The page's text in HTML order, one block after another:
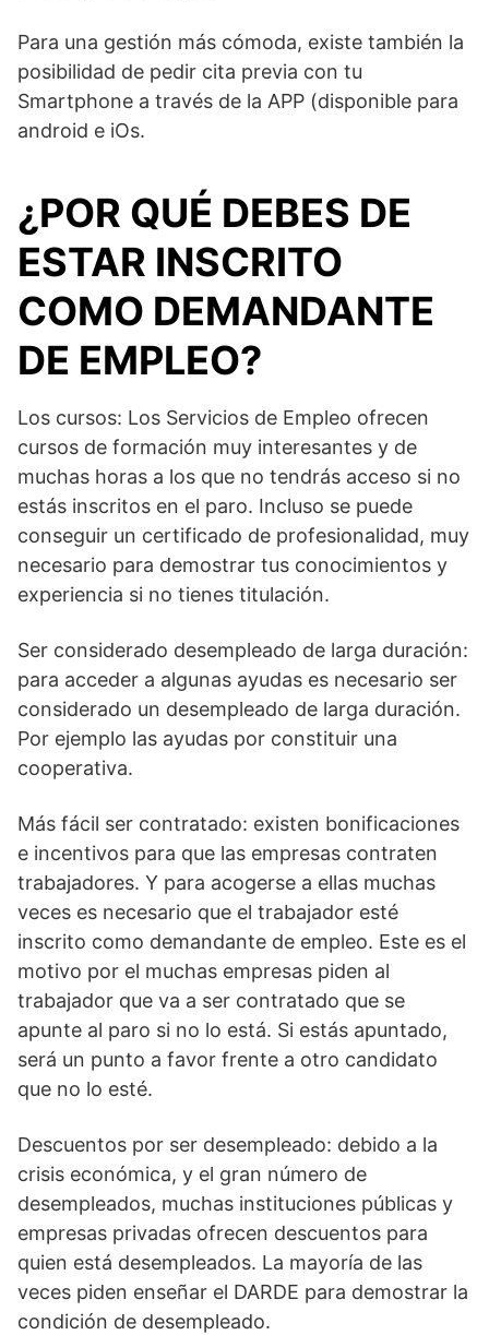
Para una gestión más cómoda, existe también la
posibilidad de pedir cita previa con tu
Smartphone a través de la APP (disponible para
android e iOs.
¿POR QUÉ DEBES DE
ESTAR INSCRITO
COMO DEMANDANTE
DE EMPLEO?
Los cursos: Los Servicios de Empleo ofrecen
cursos de formación muy interesantes y de
muchas horas a los que no tendrás acceso si no
estás inscritos en el paro. Incluso se puede
conseguir un certificado de profesionalidad, muy
necesario para demostrar tus conocimientos y
experiencia si no tienes titulación.
Ser considerado desempleado de larga duración:
para acceder a algunas ayudas es necesario ser
considerado un desempleado de larga duración.
Por ejemplo las ayudas por constituir una
cooperativa.
Más fácil ser contratado: existen bonificaciones
e incentivos para que las empresas contraten
trabajadores. Y para acogerse a ellas muchas
veces es necesario que el trabajador esté
inscrito como demandante de empleo. Este es el
motivo por el muchas empresas piden al
trabajador que va a ser contratado que se
apunte al paro si no lo está. Si estás apuntado,
será un punto a favor frente a otro candidato
que no lo esté.
Descuentos por ser desempleado: debido a la
crisis económica, y el gran número de
desempleados, muchas instituciones públicas y
empresas privadas ofrecen descuentos para
quien está desempleados. La mayoría de las
veces piden enseñar el DARDE para demostrar la
condición de desempleado.